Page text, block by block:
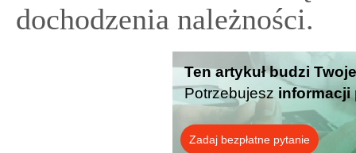
dochodzenia należności.
Ten artykuł budzi
Potrzebujesz informacji
Zadaj bezpłatne pytanie